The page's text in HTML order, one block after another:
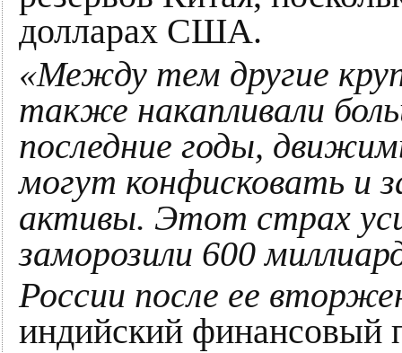
долларах США.
«Между тем другие
также накапливали
последние годы,
могут конфисковать и
активы. Этот страх
заморозили 600
России после ее
индийский финансовый